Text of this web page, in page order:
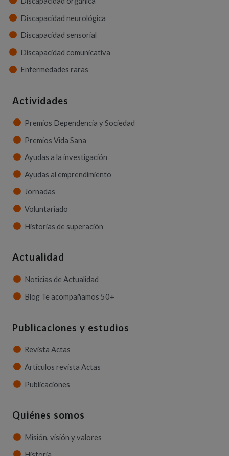
Discapacidad neurológica
Discapacidad sensorial
Discapacidad comunicativa
Enfermedades raras
Actividades
Premios Dependencia y Sociedad
Premios Vida Sana
Ayudas a la investigación
Ayudas al emprendimiento
Jornadas
Voluntariado
Historias de superación
Actualidad
Noticias de Actualidad
Blog Te acompañamos 50+
Publicaciones y estudios
Revista Actas
Artículos revista Actas
Publicaciones
Quiénes somos
Misión, visión y valores